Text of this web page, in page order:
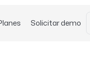
Solicitar demo